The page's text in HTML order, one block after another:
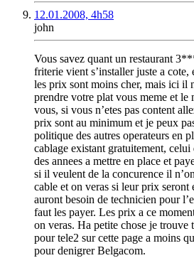
12.01.2008, 4h58
john
Vous savez quant un restaurant
friterie vient s’installer juste a cote,
les prix sont moins cher, mais ici il
prendre votre plat vous meme et le
vous, si vous n’etes pas content
prix sont au minimum et je peux
politique des autres operateurs en
cablage existant gratuitement,
des annees a mettre en place et
si il veulent de la concurence il
cable et on veras si leur prix seront
auront besoin de technicien pour
faut les payer. Les prix a ce
on veras. Ha petite chose je trouve
pour tele2 sur cette page a moins
pour denigrer Belgacom.